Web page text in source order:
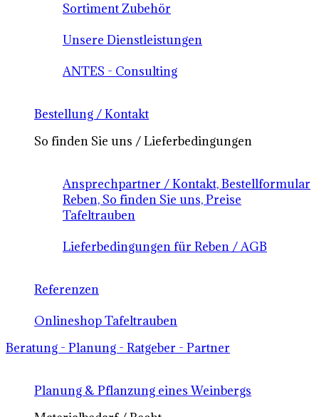
Sortiment Zubehör
Unsere Dienstleistungen
ANTES - Consulting
Bestellung / Kontakt
So finden Sie uns / Lieferbedingungen
Ansprechpartner / Kontakt, Bestellformular
Reben, So finden Sie uns, Preise
Tafeltrauben
Lieferbedingungen für Reben / AGB
Referenzen
Onlineshop Tafeltrauben
Beratung - Planung - Ratgeber - Partner
Planung & Pflanzung eines Weinbergs